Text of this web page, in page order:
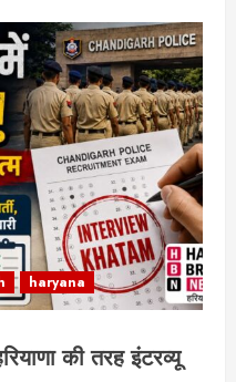
haryana
की तरह इंटरव्यू